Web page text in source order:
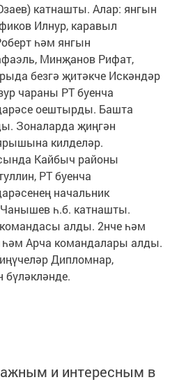
катнашты. Алар: янгын
Илнур, каравыл
һәм янгын
Минҗанов Рифат,
безгә җитәкче Искәндәр
чараны РТ буенча
оештырды. Башта
Зоналарда җиңгән
килделәр.
Кайбыч районы
РТ буенча
начальник
һ.б. катнашты.
алды. 2нче һәм
Арча командалары алды.
Дипломнар,
бүләкләнде.
и интересным в